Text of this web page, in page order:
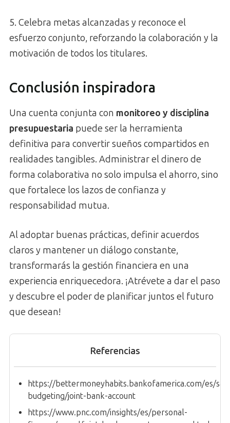
5. Celebra metas alcanzadas y reconoce el
esfuerzo conjunto, reforzando la colaboración y la
motivación de todos los titulares.
Conclusión inspiradora
Una cuenta conjunta con monitoreo y disciplina
presupuestaria puede ser la herramienta
definitiva para convertir sueños compartidos en
realidades tangibles. Administrar el dinero de
forma colaborativa no solo impulsa el ahorro, sino
que fortalece los lazos de confianza y
responsabilidad mutua.
Al adoptar buenas prácticas, definir acuerdos
claros y mantener un diálogo constante,
transformarás la gestión financiera en una
experiencia enriquecedora. ¡Atrévete a dar el paso
y descubre el poder de planificar juntos el futuro
que desean!
Referencias
https://bettermoneyhabits.bankofamerica.com/es/
budgeting/joint-bank-account
https://www.pnc.com/insights/es/personal-